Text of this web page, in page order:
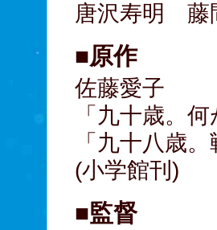
唐沢寿明
■原作
佐藤愛子
「九十歳。
「九十八歳
(小学館刊)
■監督